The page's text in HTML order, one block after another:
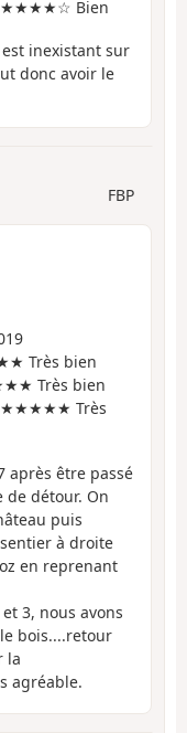
★★★★☆ Bien
inexistant sur
donc avoir le
FBP
Très bien
Très bien
★★★★★ Très
après être passé
de détour. On
puis
à droite
en reprenant
3, nous avons
bois....retour
la
agréable.